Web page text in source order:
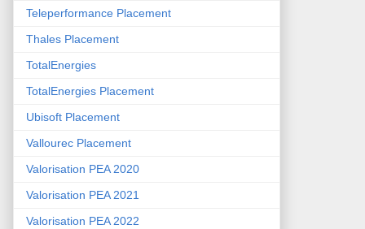
Teleperformance Placement
Thales Placement
TotalEnergies
TotalEnergies Placement
Ubisoft Placement
Vallourec Placement
Valorisation PEA 2020
Valorisation PEA 2021
Valorisation PEA 2022